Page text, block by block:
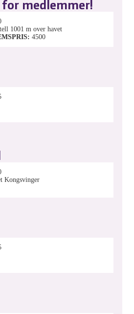
medlemmer!
1001 m over havet
4500
Kongsvinger